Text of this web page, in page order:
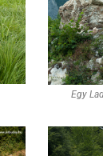
Egy